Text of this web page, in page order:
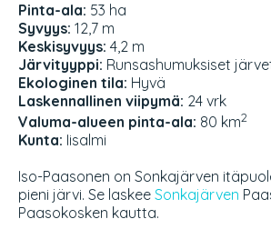
Pinta-ala: 53 ha
Syvyys: 12,7 m
Keskisyvyys: 4,2 m
Järvityyppi: Runsashumuksiset
Ekologinen tila: Hyvä
Laskennallinen viipymä: 24 vrk
Valuma-alueen pinta-ala: 80 km2
Kunta: Iisalmi
Iso-Paasonen on Sonkajärven
pieni järvi. Se laskee Sonkajärven
Paasokosken kautta.